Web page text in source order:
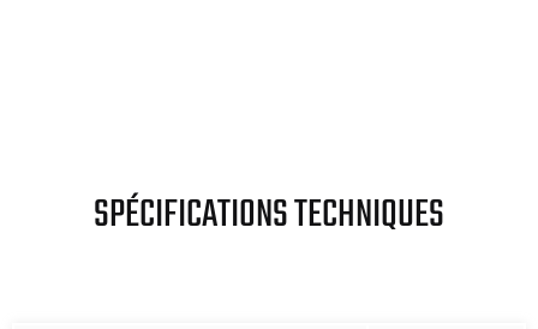
SPÉCIFICATIONS TECHNIQUES